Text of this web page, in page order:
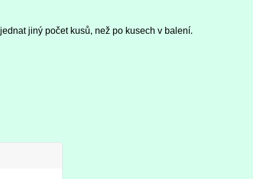
jiný počet kusů, než po kusech v balení.